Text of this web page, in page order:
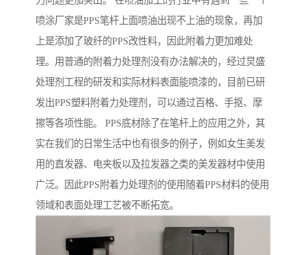
喷涂厂家是PPS笔杆上面喷油出现不上油的现象，再加
上是添加了玻纤的PPS改性料，因此附着力更加难处
理。用普通的附着力处理剂没有办法解决的，经过炅盛
处理剂工程的研发和实际材料表面能喷漆的，目前已研
发出PPS塑料附着力处理剂，可以通过百格、手抠、摩
擦等各项性能。 PPS底材除了在笔杆上的应用之外，其
实在我们的日常生活中也有很多的例子，例如女生美发
用的直发器、电夹板以及拉发器之类的美发器材中使用
广泛。因此PPS附着力处理剂的使用随着PPS材料的使用
领域和表面处理工艺被不断拓宽。